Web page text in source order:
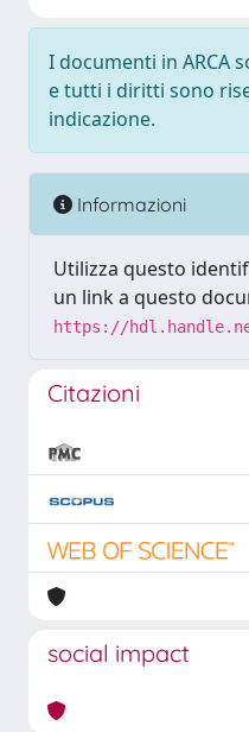
I documenti in ARCA
e tutti i diritti sono
indicazione.
Informazioni
Utilizza questo
un link a questo
https://
Citazioni
social impact